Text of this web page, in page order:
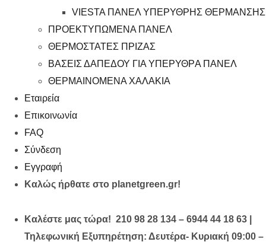
VIESTA ΠΑΝΕΛ ΥΠΕΡΥΘΡΗΣ ΘΕΡΜΑΝΣΗΣ
ΠΡΟΕΚΤΥΠΩΜΕΝΑ ΠΑΝΕΛ
ΘΕΡΜΟΣΤΑΤΕΣ ΠΡΙΖΑΣ
ΒΑΣΕΙΣ ΔΑΠΕΔΟΥ ΓΙΑ ΥΠΕΡΥΘΡA ΠΑΝΕΛ
ΘΕΡΜΑΙΝΟΜΕΝΑ ΧΑΛΑΚΙΑ
Εταιρεία
Επικοινωνία
FAQ
Σύνδεση
Εγγραφή
Καλώς ήρθατε στο planetgreen.gr!
Καλέστε μας τώρα! 210 98 28 134 – 6944 44 18 63 |
Τηλεφωνική Εξυπηρέτηση: Δευτέρα- Κυριακή 09:00 –